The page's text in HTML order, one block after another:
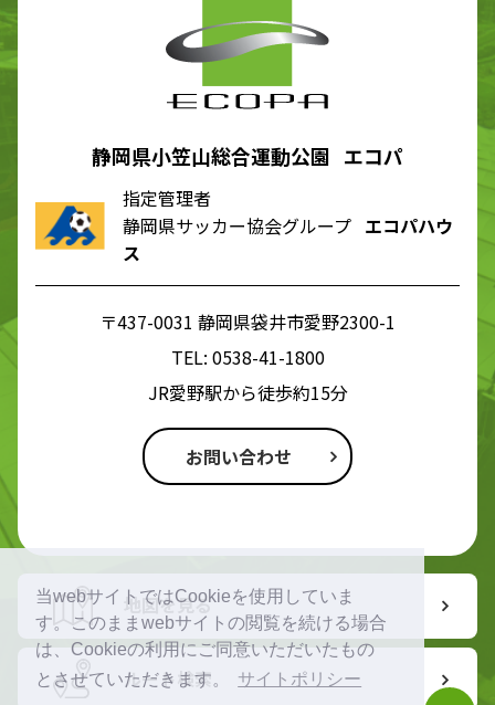
当webサイトではCookieを使用していま
す。このままwebサイトの閲覧を続ける場合
は、Cookieの利用にご同意いただいたもの
とさせていただきます。
サイトポリシー
静岡県小笠山総合運動公園 エコパ
指定管理者
静岡県サッカー協会グループ エコパハウ
ス
〒437-0031 静岡県袋井市愛野2300-1
TEL: 0538-41-1800
JR愛野駅から徒歩約15分
お問い合わせ
地図を見る
ルート検索